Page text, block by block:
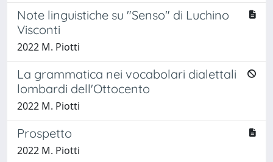
Note linguistiche su "Senso" di Luchino
Visconti
2022 M. Piotti
La grammatica nei vocabolari dialettali
lombardi dell'Ottocento
2022 M. Piotti
Prospetto
2022 M. Piotti